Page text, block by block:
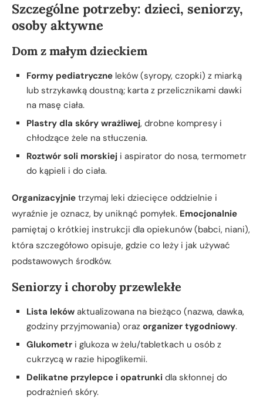
Szczególne potrzeby: dzieci, seniorzy,
osoby aktywne
Dom z małym dzieckiem
Formy pediatryczne leków (syropy, czopki) z miarką
lub strzykawką doustną; karta z przelicznikami dawki
na masę ciała.
Plastry dla skóry wrażliwej, drobne kompresy i
chłodzące żele na stłuczenia.
Roztwór soli morskiej i aspirator do nosa, termometr
do kąpieli i do ciała.
Organizacyjnie trzymaj leki dziecięce oddzielnie i
wyraźnie je oznacz, by uniknąć pomyłek. Emocjonalnie
pamiętaj o krótkiej instrukcji dla opiekunów (babci, niani),
która szczegółowo opisuje, gdzie co leży i jak używać
podstawowych środków.
Seniorzy i choroby przewlekłe
Lista leków aktualizowana na bieżąco (nazwa, dawka,
godziny przyjmowania) oraz organizer tygodniowy.
Glukometr i glukoza w żelu/tabletkach u osób z
cukrzycą w razie hipoglikemii.
Delikatne przylepce i opatrunki dla skłonnej do
podrażnień skóry.